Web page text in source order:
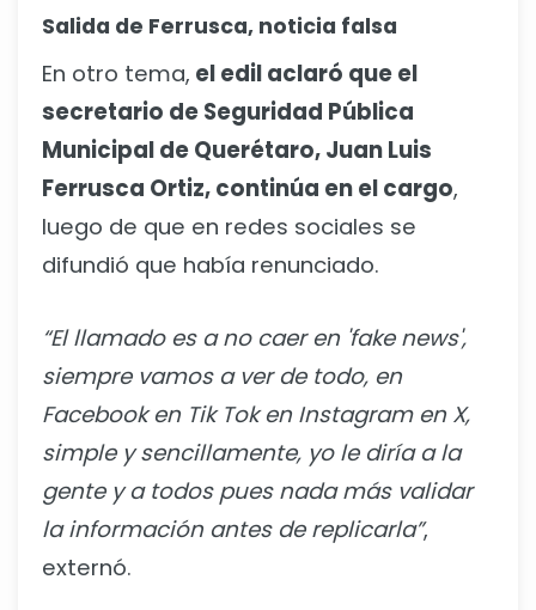
Salida de Ferrusca, noticia falsa
En otro tema, el edil aclaró que el
secretario de Seguridad Pública
Municipal de Querétaro, Juan Luis
Ferrusca Ortiz, continúa en el cargo,
luego de que en redes sociales se
difundió que había renunciado.
“El llamado es a no caer en 'fake news',
siempre vamos a ver de todo, en
Facebook en Tik Tok en Instagram en X,
simple y sencillamente, yo le diría a la
gente y a todos pues nada más validar
la información antes de replicarla”,
externó.